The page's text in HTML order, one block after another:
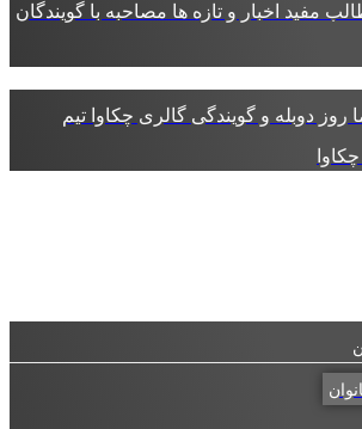
مفید اخبار و تازه ها مصاحبه با گویندگان
روز دوبله و گویندگی گالری چکاوا تیم